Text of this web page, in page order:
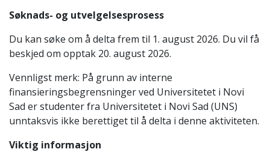
Søknads- og utvelgelsesprosess
Du kan søke om å delta frem til 1. august 2026. Du vil få
beskjed om opptak 20. august 2026.
Vennligst merk: På grunn av interne
finansieringsbegrensninger ved Universitetet i Novi
Sad er studenter fra Universitetet i Novi Sad (UNS)
unntaksvis ikke berettiget til å delta i denne aktiviteten.
Viktig informasjon